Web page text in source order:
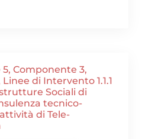
5, Componente 3,
di Intervento 1.1.1
Sociali di
tecnico-
di Tele-